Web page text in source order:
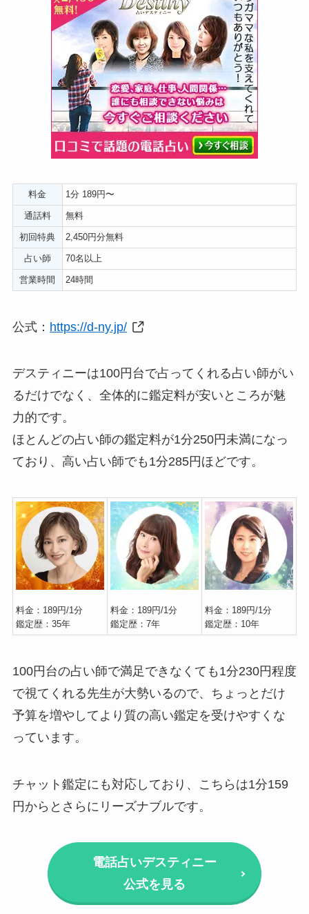
料金 1分 189円〜
通話料 無料
初回特典 2,450円分無料
占い師 70名以上
営業時間 24時間
公式： https://d-ny.jp/
デスティニーは100円台で占ってくれる占い師がい
るだけでなく、全体的に鑑定料が安いところが魅
力的です。
ほとんどの占い師の鑑定料が1分250円未満になっ
ており、高い占い師でも1分285円ほどです。
料金：189円/1分
鑑定歴：35年
料金：189円/1分
鑑定歴：7年
料金：189円/1分
鑑定歴：10年
100円台の占い師で満足できなくても1分230円程度
で視てくれる先生が大勢いるので、ちょっとだけ
予算を増やしてより質の高い鑑定を受けやすくな
っています。
チャット鑑定にも対応しており、こちらは1分159
円からとさらにリーズナブルです。
電話占いデスティニー
公式を見る